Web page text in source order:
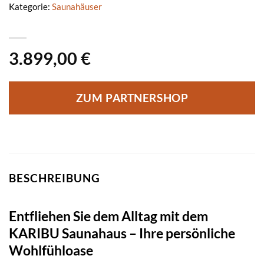
3.899,00 €
ZUM PARTNERSHOP
Kategorie: Saunahäuser
BESCHREIBUNG
Entfliehen Sie dem Alltag mit dem
KARIBU Saunahaus – Ihre persönliche
Wohlfühloase